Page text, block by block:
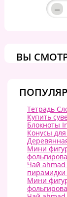
–
ВЫ
Тетрадь
Купить
Блокноты
Конусы
Мини
Чай ahmad
пирамидки
Мини